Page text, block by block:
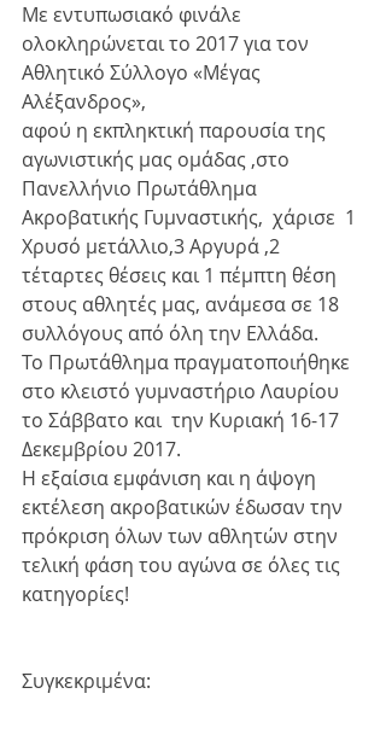
Με εντυπωσιακό φινάλε
ολοκληρώνεται το 2017 για τον
Αθλητικό Σύλλογο «Μέγας
Αλέξανδρος»,
αφού η εκπληκτική παρουσία της
αγωνιστικής μας ομάδας ,στο
Πανελλήνιο Πρωτάθλημα
Ακροβατικής Γυμναστικής,  χάρισε  1
Χρυσό μετάλλιο,3 Αργυρά ,2
τέταρτες θέσεις και 1 πέμπτη θέση
στους αθλητές μας, ανάμεσα σε 18
συλλόγους από όλη την Ελλάδα.
Το Πρωτάθλημα πραγματοποιήθηκε
στο κλειστό γυμναστήριο Λαυρίου
το Σάββατο και  την Κυριακή 16-17
Δεκεμβρίου 2017.
Η εξαίσια εμφάνιση και η άψογη
εκτέλεση ακροβατικών έδωσαν την
πρόκριση όλων των αθλητών στην
τελική φάση του αγώνα σε όλες τις
κατηγορίες!
Συγκεκριμένα: